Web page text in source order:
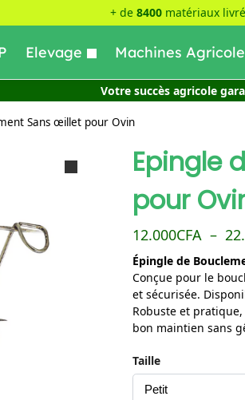
+ de 8400matériaux
Elevage Machines
Votre succès agricole
Sans œillet pour Ovin
Epingle
pour
12.000CFA –
Épingle de
Conçue pour le
et sécurisée.
Robuste et
bon maintien sans
Taille